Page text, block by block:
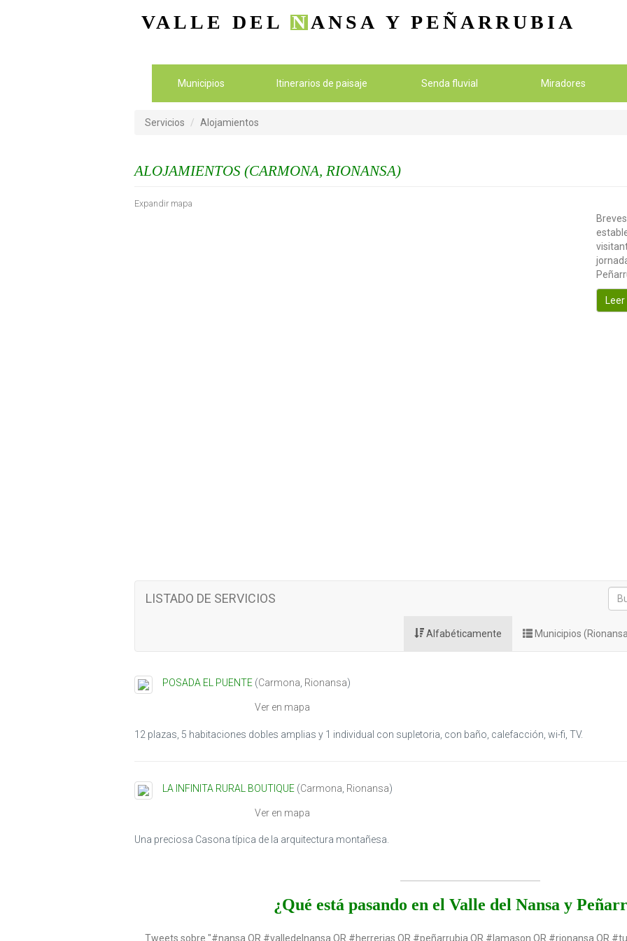
VALLE DEL NANSA Y PEÑARRUBIA
Municipios Itinerarios de paisaje Senda fluvial Miradores
Servicios Alojamientos
ALOJAMIENTOS (CARMONA, RIONANSA)
Expandir mapa
LISTADO DE SERVICIOS
Alfabéticamente Municipios
POSADA EL PUENTE (Carmona Rionansa)
Ver en mapa
12 plazas, 5 habitaciones dobles amplias y 1 individual con supletoria, con baño, calefacción, wi-fi, TV.
LA INFINITA RURAL BOUTIQUE (Carmona Rionansa)
Ver en mapa
Una preciosa Casona típica de la arquitectura montañesa.
¿Qué está pasando en el Valle del Nansa y
Tweets sobre "#nansa OR #valledelnansa OR #herrerias OR #peñarrubia OR #lamason OR #rionansa OR